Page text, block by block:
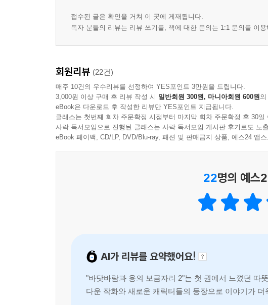
접수된 글은 확인을 거쳐 이 곳에 게재됩니다.
독자 분들의 리뷰는 리뷰 쓰기를, 책에 대한 문의는 1:1 문의를 이용
회원리뷰 (22건)
매주 10건의 우수리뷰를 선정하여 YES포인트 3만원을 드립니다.
3,000원 이상 구매 후 리뷰 작성 시 일반회원 300원, 마니아회원 600원
eBook은 다운로드 후 작성한 리뷰만 YES포인트 지급됩니다.
클래스는 첫번째 회차 주문확정 시점부터 마지막 회차 주문확정 후 30
사락 독서모임으로 진행된 클래스는 사락 독서모임 게시판 후기로도 노
eBook 페이백, CD/LP, DVD/Blu-ray, 패션 및 판매금지 상품, 예스24 앱
22명의 예스
AI가 리뷰를 요약했어요!
"바닷바람과 용의 보금자리 2"는 첫 권에서 느꼈던 따
다운 작화와 새로운 캐릭터들의 등장으로 이야기가